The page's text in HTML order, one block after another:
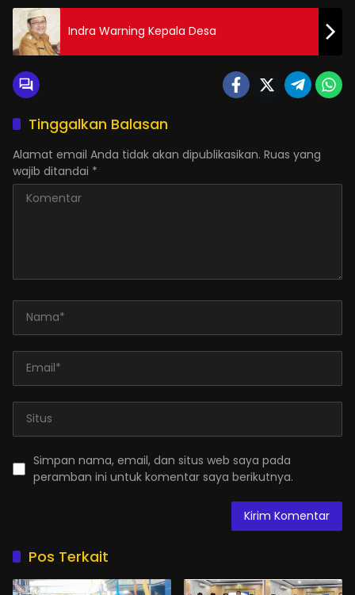
Indra Warning Kepala Desa
Tinggalkan Balasan
Alamat email Anda tidak akan dipublikasikan. Ruas yang
wajib ditandai *
Simpan nama, email, dan situs web saya pada
peramban ini untuk komentar saya berikutnya.
Pos Terkait